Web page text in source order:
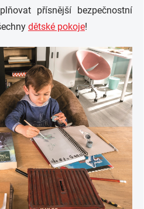
přísnější bezpečnostní
dětské pokoje!